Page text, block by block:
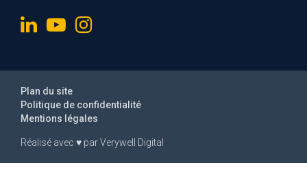
Réalisé avec ♥ parVerywell Digital
Mentions légales
Politique de confidentialité
Plan du site